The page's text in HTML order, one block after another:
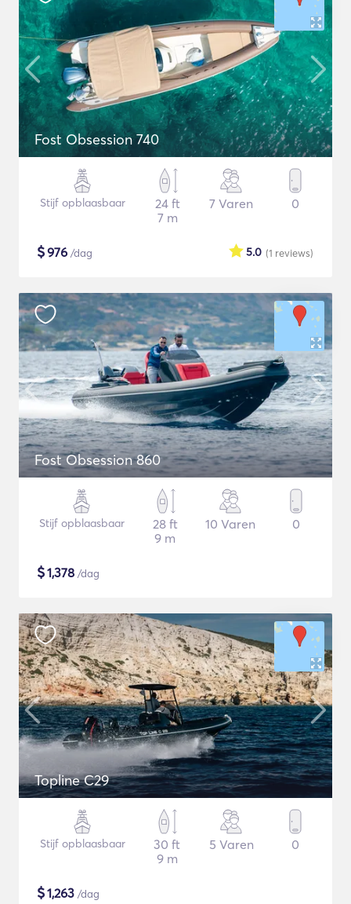
Fost Obsession 740
Stijf opblaasbaar
24 ft
7 m
7 Varen 0
$976 /dag (1 reviews)
5.0
Fost Obsession 860
Stijf opblaasbaar
28 ft
9 m
10 Varen 0
$1,378 /dag
Topline C29
Stijf opblaasbaar
30 ft
9 m
5 Varen 0
$1,263 /dag